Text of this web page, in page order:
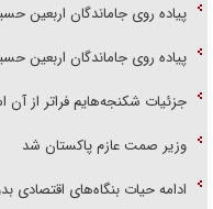
پیاده روی جاماندگان اربعین
پیاده روی جاماندگان اربعین
جزئیات شکنجه‌هایم فراتر از
وزیر صمت عازم پاکستان شد
ادامه حیات بنگاه‌های